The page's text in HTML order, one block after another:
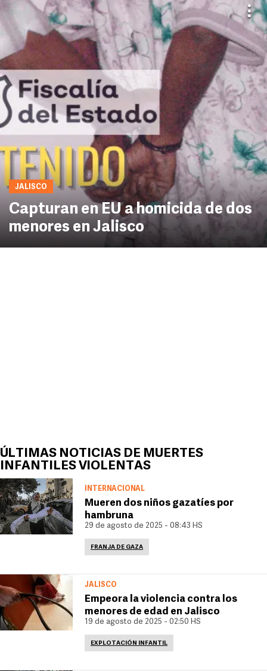
JALISCO
Capturan en EU a homicida de dos
menores en Jalisco
ÚLTIMAS NOTICIAS DE MUERTES
INFANTILES VIOLENTAS
INTERNACIONAL
Mueren dos niños gazatíes por
hambruna
29 de agosto de 2025 - 08:43 HS
FRANJA DE GAZA
JALISCO
Empeora la violencia contra los
menores de edad en Jalisco
19 de agosto de 2025 - 02:50 HS
EXPLOTACIÓN INFANTIL